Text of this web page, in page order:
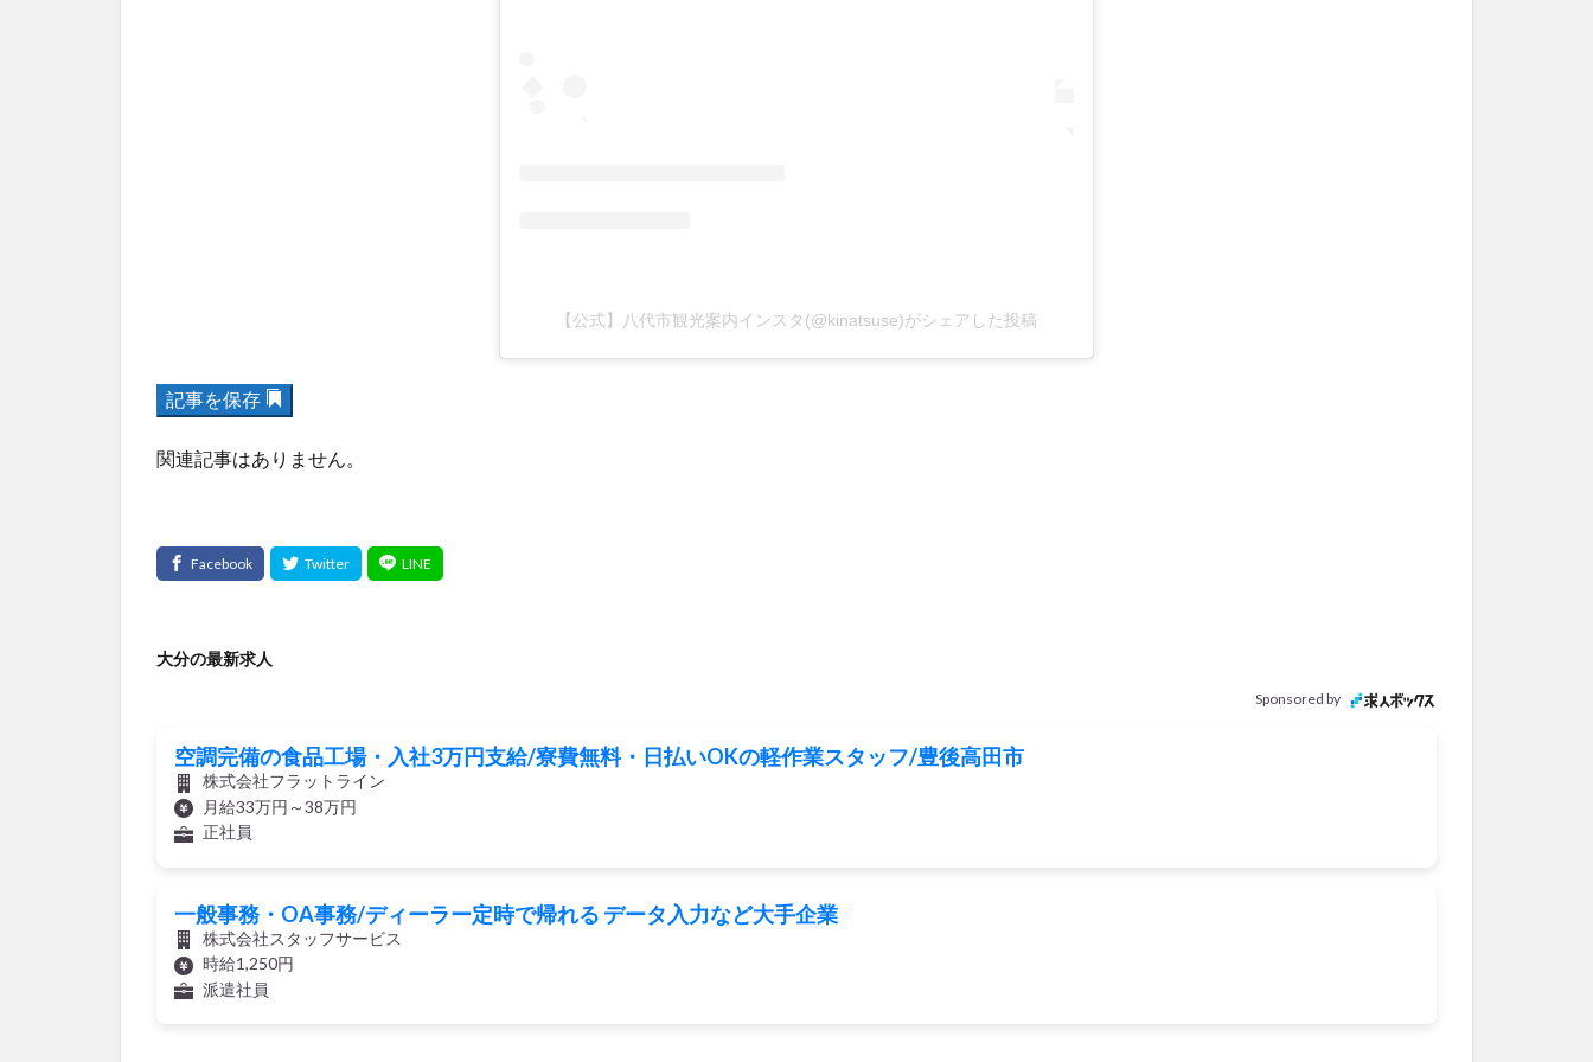
【公式】八代市観光案内インスタ(@kinatsuse)がシェアした投稿
記事を保存
関連記事はありません。
大分の最新求人
Sponsored by
空調完備の食品工場・入社3万円支給/寮費無料・日払いOKの軽作業スタッフ/豊後高田市
株式会社フラットライン
月給33万円～38万円
正社員
一般事務・OA事務/ディーラー定時で帰れる データ入力など大手企業
株式会社スタッフサービス
時給1,250円
派遣社員